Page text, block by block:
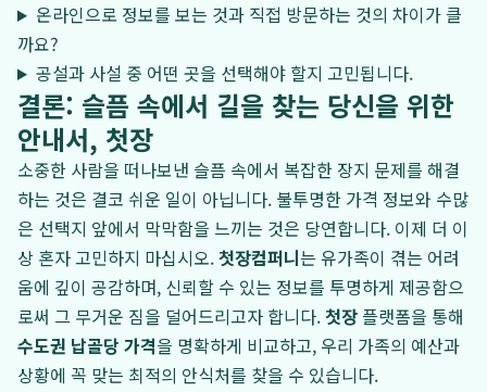
온라인으로 정보를 보는 것과 직접 방문하는 것의 차이가 클
까요?
공설과 사설 중 어떤 곳을 선택해야 할지 고민됩니다.
결론: 슬픔 속에서 길을 찾는 당신을 위한
안내서, 첫장
소중한 사람을 떠나보낸 슬픔 속에서 복잡한 장지 문제를 해결
하는 것은 결코 쉬운 일이 아닙니다. 불투명한 가격 정보와 수많
은 선택지 앞에서 막막함을 느끼는 것은 당연합니다. 이제 더 이
상 혼자 고민하지 마십시오.첫장컴퍼니는 유가족이 겪는 어려
움에 깊이 공감하며, 신뢰할 수 있는 정보를 투명하게 제공함으
로써 그 무거운 짐을 덜어드리고자 합니다.첫장 플랫폼을 통해
수도권 납골당 가격을 명확하게 비교하고, 우리 가족의 예산과
상황에 꼭 맞는 최적의 안식처를 찾을 수 있습니다.